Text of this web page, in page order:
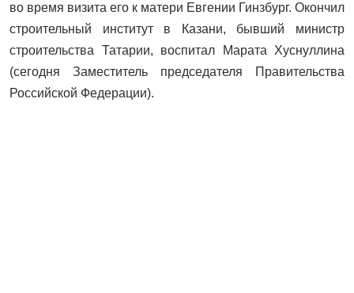
во время визита его к матери Евгении Гинзбург. Окончил
строительный институт в Казани, бывший министр
строительства Татарии, воспитал Марата Хуснуллина
(сегодня Заместитель председателя Правительства
Российской Федерации).